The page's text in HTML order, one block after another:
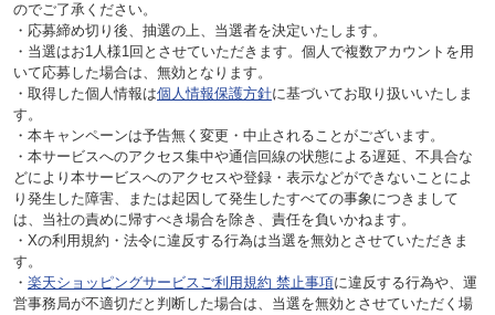
のでご了承ください。
・応募締め切り後、抽選の上、当選者を決定いたします。
・当選はお1人様1回とさせていただきます。個人で複数アカウントを用
いて応募した場合は、無効となります。
・取得した個人情報は個人情報保護方針に基づいてお取り扱いいたしま
す。
・本キャンペーンは予告無く変更・中止されることがございます。
・本サービスへのアクセス集中や通信回線の状態による遅延、不具合な
どにより本サービスへのアクセスや登録・表示などができないことによ
り発生した障害、または起因して発生したすべての事象につきまして
は、当社の責めに帰すべき場合を除き、責任を負いかねます。
・Xの利用規約・法令に違反する行為は当選を無効とさせていただきま
す。
・ 楽天ショッピングサービスご利用規約 禁止事項に違反する行為や、運
営事務局が不適切だと判断した場合は、当選を無効とさせていただく場